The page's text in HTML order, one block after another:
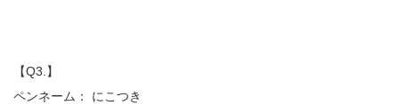
【Q3.】
ペンネーム： にこつき